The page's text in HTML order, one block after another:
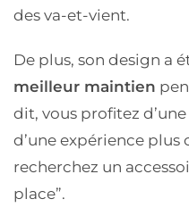
des va-et-vient.
De plus, son design a
meilleur maintien
dit, vous profitez
d’une expérience plus
recherchez un
place”.